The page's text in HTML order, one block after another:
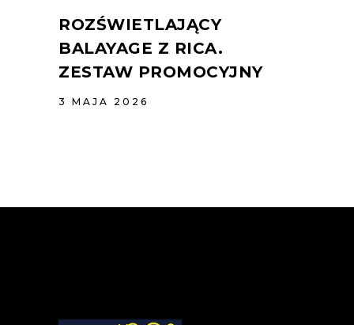
ROZŚWIETLAJĄCY
BALAYAGE Z RICA.
ZESTAW PROMOCYJNY
3 MAJA 2026